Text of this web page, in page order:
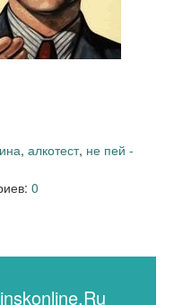
, алкотест, не пей -
0